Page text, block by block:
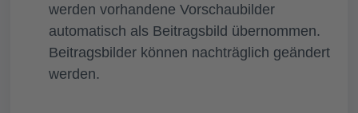
werden vorhandene Vorschaubilder
automatisch als Beitragsbild übernommen.
Beitragsbilder können nachträglich geändert
werden.